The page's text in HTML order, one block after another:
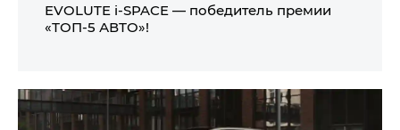
EVOLUTE i‑SPACE — победитель премии
«ТОП-5 АВТО»!